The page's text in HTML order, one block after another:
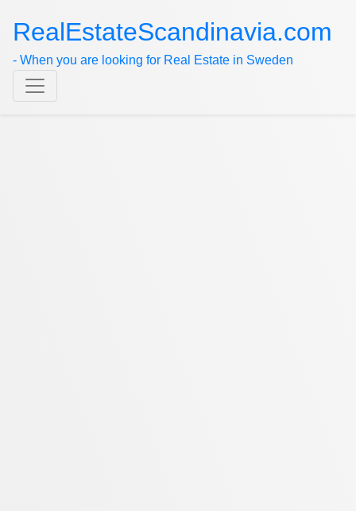
RealEstateScandinavia.com
- When you are looking for Real Estate in Sweden